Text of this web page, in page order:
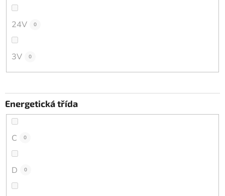
24V 0
3V 0
Energetická třída
C 0
D 0